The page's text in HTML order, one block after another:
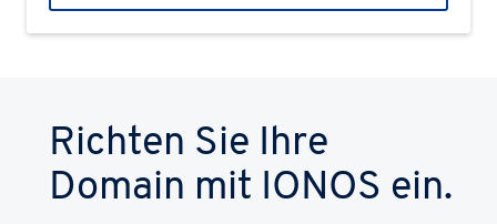
Richten Sie Ihre
Domain mit IONOS ein.